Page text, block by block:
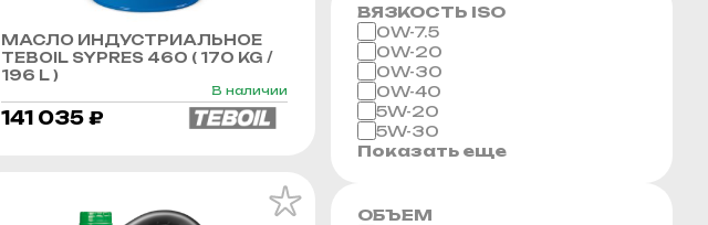
МАСЛО ИНДУСТРИАЛЬНОЕ
TEBOIL SYPRES 460 ( 170 KG /
196 L )
В наличии
141 035 ₽
ВЯЗКОСТЬ ISO
0W-7.5
0W-20
0W-30
0W-40
5W-20
5W-30
Показать еще
ОБЪЕМ